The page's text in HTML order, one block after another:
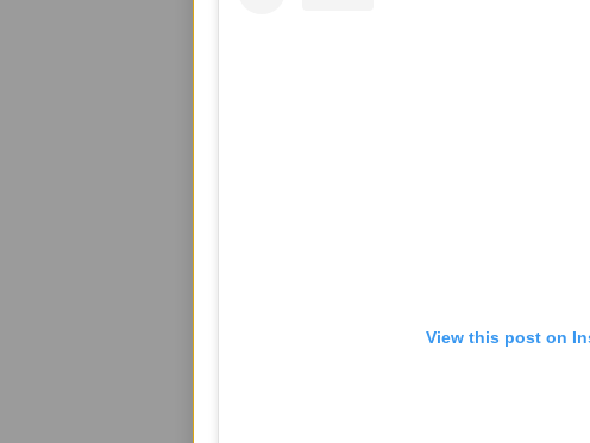
View this post on